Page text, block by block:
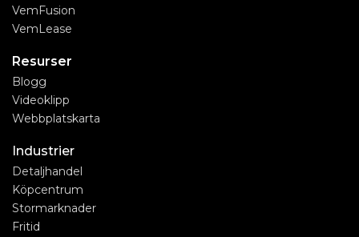
VemFusion
VemLease
Resurser
Blogg
Videoklipp
Webbplatskarta
Industrier
Detaljhandel
Köpcentrum
Stormarknader
Fritid